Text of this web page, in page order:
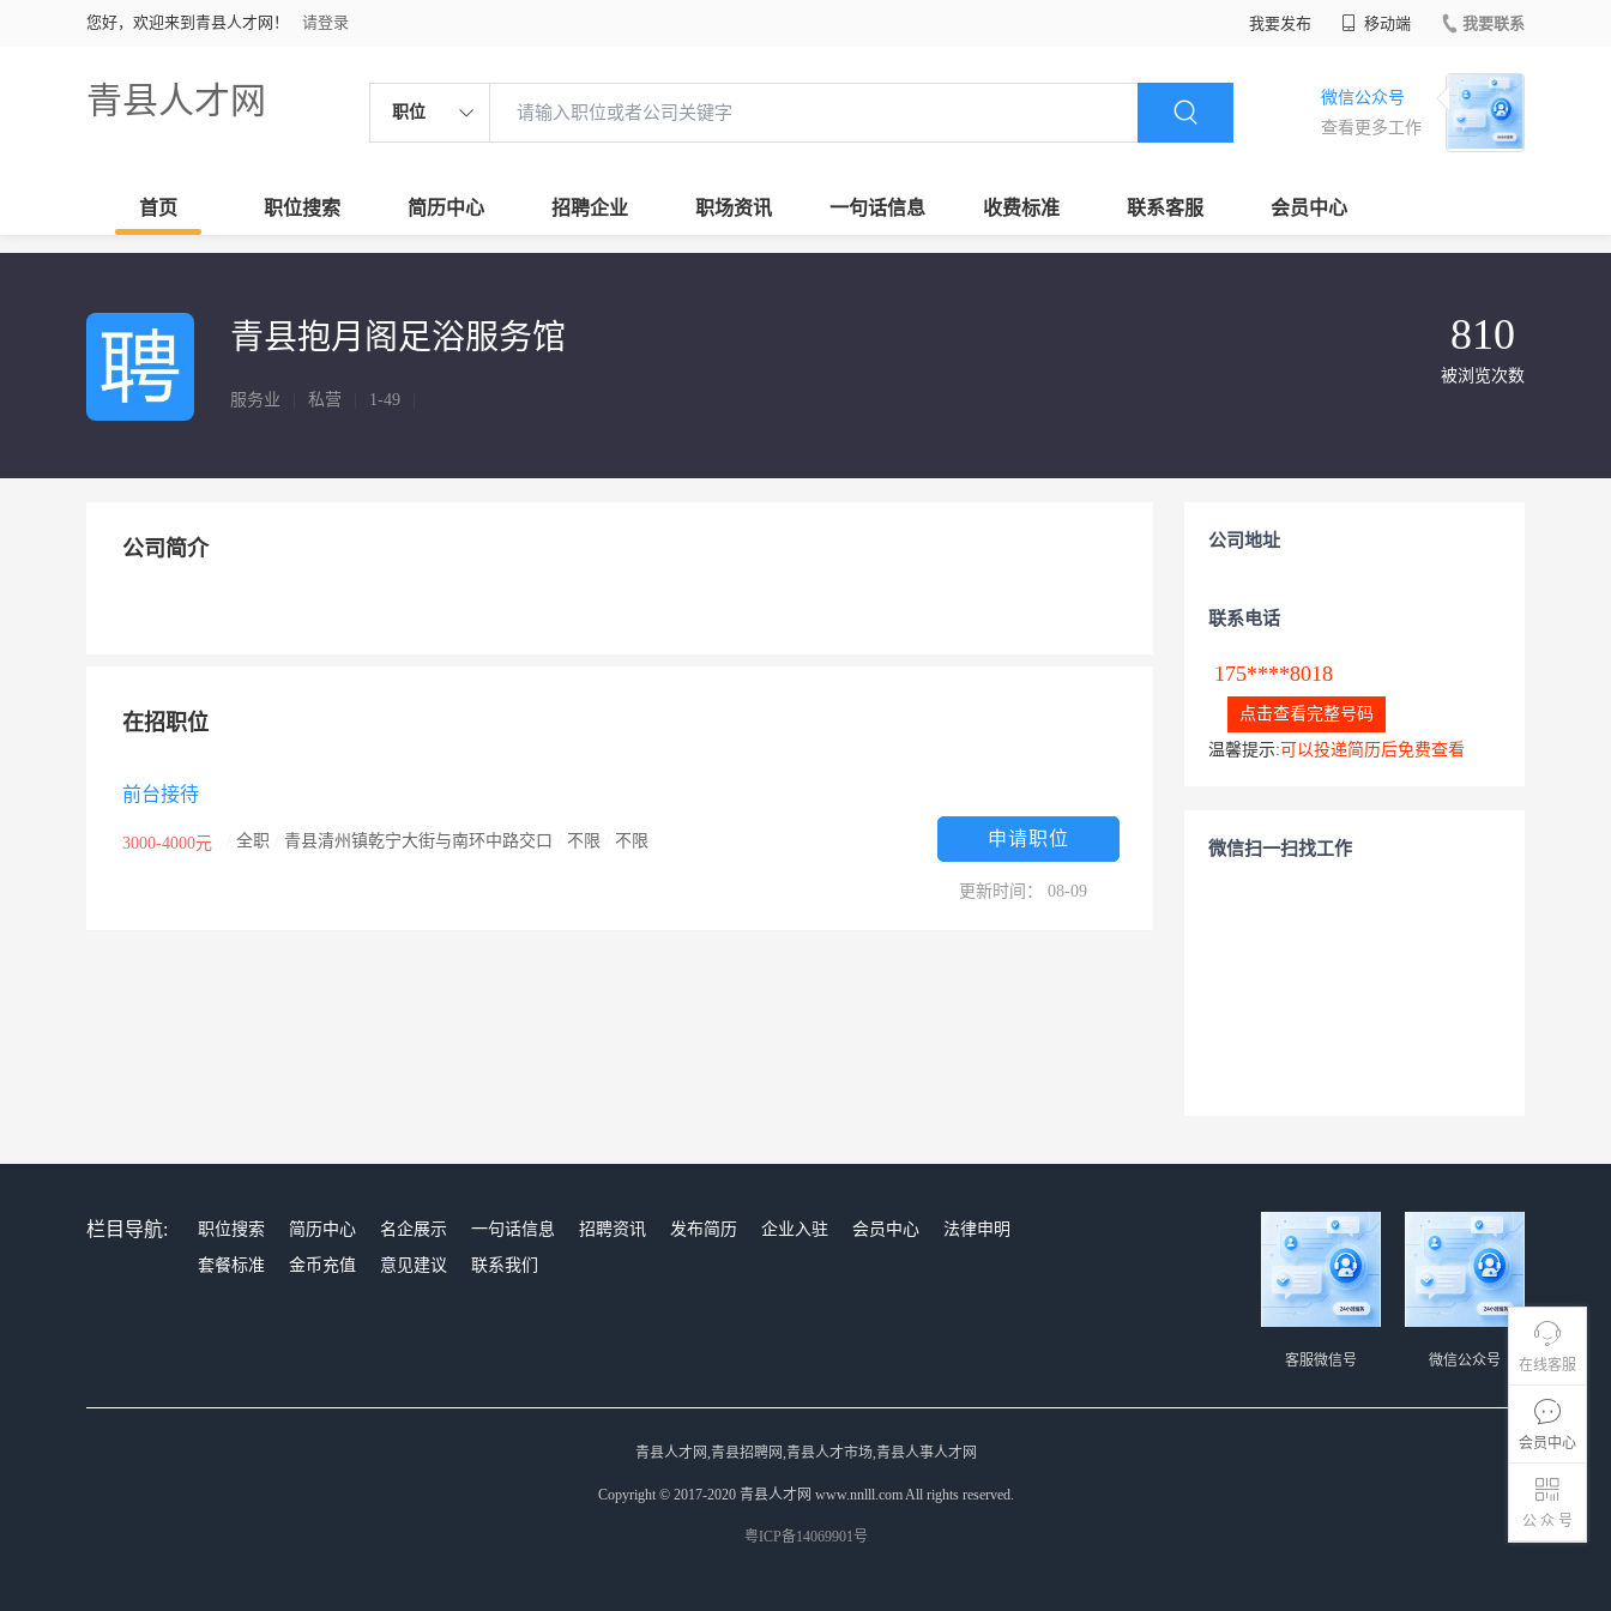
您好，欢迎来到青县人才网！ 请登录 我要发布 移动端 我要联系
青县人才网 职位
微信公众号
查看更多工作
首页 职位搜索 简历中心 招聘企业 职场资讯 一句话信息 收费标准 联系客服 会员中心
在线客服
会员中心
公 众 号
青县抱月阁足浴服务馆
服务业 私营 1-49
810
被浏览次数
公司简介
在招职位
前台接待
3000-4000元 全职 青县清州镇乾宁大街与南环中路交口 不限 不限 申请职位
更新时间： 08-09
公司地址
联系电话
175****8018
点击查看完整号码
温馨提示: 可以投递简历后免费查看
微信扫一扫找工作
栏目导航: 职位搜索 简历中心 名企展示 一句话信息 招聘资讯 发布简历 企业入驻 会员中心
法律申明
套餐标准
金币充值 意见建议 联系我们
微信公众号
客服微信号
青县人才网,青县招聘网,青县人才市场,青县人事人才网
Copyright © 2017-2020 青县人才网 www.nnlll.com All rights reserved.
粤ICP备14069901号